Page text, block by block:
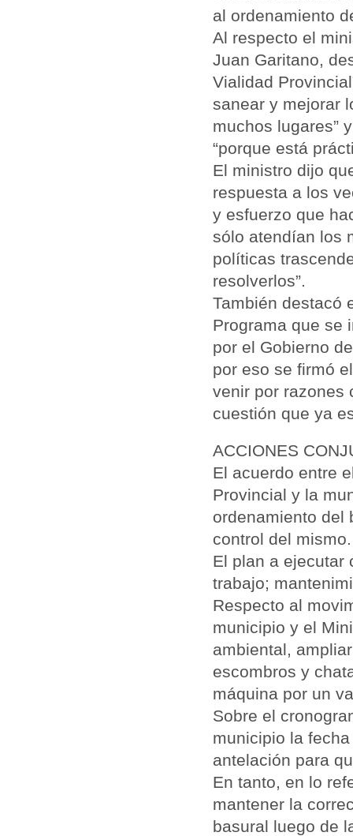
al ordenamiento
Al respecto el
Juan Garitano,
Vialidad
sanear y mejorar
muchos lugares”
“porque está
El ministro dijo
respuesta a los
y esfuerzo que
sólo atendían los
políticas
resolverlos”.
También destacó
Programa que se
por el Gobierno
por eso se firmó
venir por razones
cuestión que ya
ACCIONES
El acuerdo entre
Provincial y la
ordenamiento del
control del mismo.
El plan a ejecutar
trabajo;
Respecto al
municipio y el
ambiental,
escombros y
máquina por un
Sobre el
municipio la
antelación para
En tanto, en lo
mantener la
basural luego de